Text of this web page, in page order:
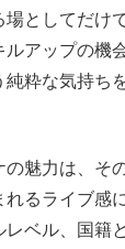
場としてだけ
アップの機
粋な気持ち
の魅力は、そ
れるライブ感
レベル、国籍